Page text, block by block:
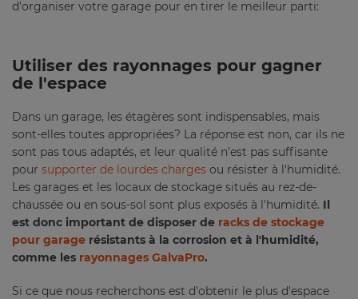
d'organiser votre garage pour en tirer le meilleur parti:
Utiliser des rayonnages pour gagner
de l'espace
Dans un garage, les étagères sont indispensables, mais
sont-elles toutes appropriées? La réponse est non, car ils ne
sont pas tous adaptés, et leur qualité n'est pas suffisante
pour supporter de lourdes charges ou résister à l'humidité.
Les garages et les locaux de stockage situés au rez-de-
chaussée ou en sous-sol sont plus exposés à l'humidité. Il
est donc important de disposer de racks de stockage
pour garage résistants à la corrosion et à l'humidité,
comme les rayonnages GalvaPro.
Si ce que nous recherchons est d'obtenir le plus d'espace